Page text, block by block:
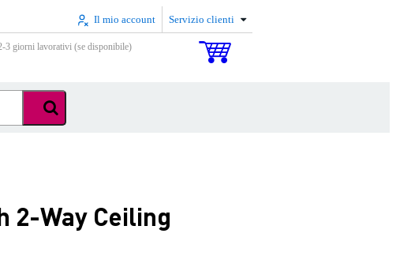
Il mio account Servizio clienti
3 giorni lavorativi (se disponibile)
2-Way Ceiling